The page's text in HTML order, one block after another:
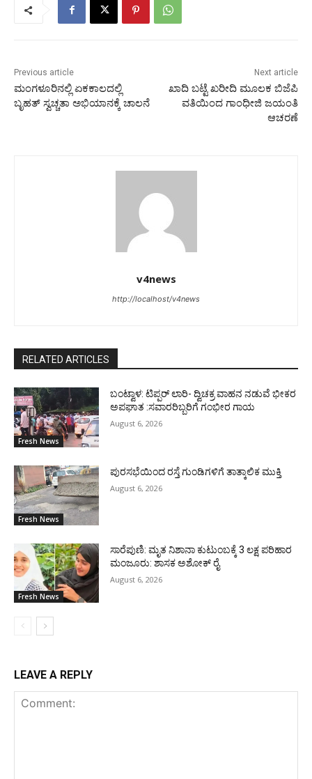
Previous article
ಮಂಗಳೂರಿನಲ್ಲಿ ಏಕಕಾಲದಲ್ಲಿ
ಬೃಹತ್ ಸ್ವಚ್ಚತಾ ಅಭಿಯಾನಕ್ಕೆ ಚಾಲನೆ
Next article
ಖಾದಿ ಬಟ್ಟೆ ಖರೀದಿ ಮೂಲಕ ಬಿಜೆಪಿ
ವತಿಯಿಂದ ಗಾಂಧೀಜಿ ಜಯಂತಿ
ಆಚರಣೆ
v4news
http://localhost/v4news
RELATED ARTICLES
Fresh News
ಬಂಟ್ವಾಳ: ಟಿಪ್ಪರ್ ಲಾರಿ- ದ್ವಿಚಕ್ರ ವಾಹನ ನಡುವೆ ಭೀಕರ
ಅಪಘಾತ :ಸವಾರರಿಬ್ಬರಿಗೆ ಗಂಭೀರ ಗಾಯ
August 6, 2026
Fresh News
ಪುರಸಭೆಯಿಂದ ರಸ್ತೆ ಗುಂಡಿಗಳಿಗೆ ತಾತ್ಕಾಲಿಕ ಮುಕ್ತಿ
August 6, 2026
Fresh News
ಸಾರೆಪುಣಿ: ಮೃತ ನಿಶಾನಾ ಕುಟುಂಬಕ್ಕೆ 3 ಲಕ್ಷ ಪರಿಹಾರ
ಮಂಜೂರು: ಶಾಸಕ ಅಶೋಕ್ ರೈ
August 6, 2026
LEAVE A REPLY